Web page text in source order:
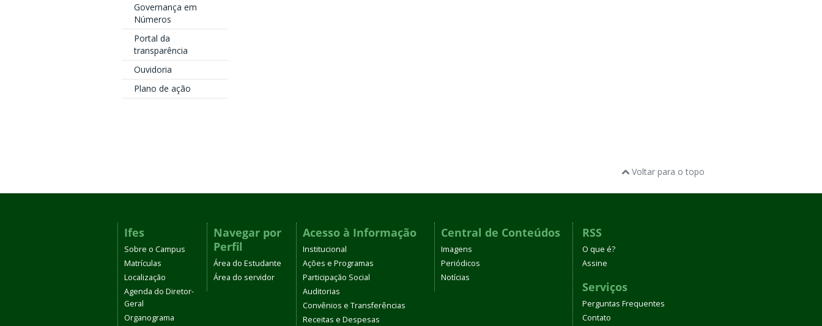
Governança em
Números
Portal da
transparência
Ouvidoria
Plano de ação
Voltar para o topo
Ifes
Sobre o Campus
Matrículas
Localização
Agenda do Diretor-
Geral
Organograma
Navegar por
Perfil
Área do Estudante
Área do servidor
Acesso à Informação
Institucional
Ações e Programas
Participação Social
Auditorias
Convênios e Transferências
Receitas e Despesas
Central de Conteúdos
Imagens
Periódicos
Notícias
RSS
O que é?
Assine
Serviços
Perguntas Frequentes
Contato